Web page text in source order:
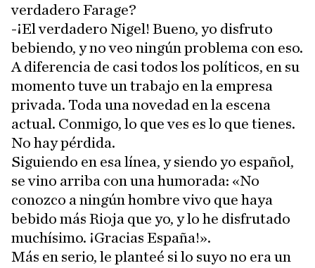
verdadero Farage?
-¡El verdadero Nigel! Bueno, yo disfruto
bebiendo, y no veo ningún problema con eso.
A diferencia de casi todos los políticos, en su
momento tuve un trabajo en la empresa
privada. Toda una novedad en la escena
actual. Conmigo, lo que ves es lo que tienes.
No hay pérdida.
Siguiendo en esa línea, y siendo yo español,
se vino arriba con una humorada: «No
conozco a ningún hombre vivo que haya
bebido más Rioja que yo, y lo he disfrutado
muchísimo. ¡Gracias España!».
Más en serio, le planteé si lo suyo no era un